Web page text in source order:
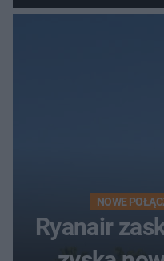
NOWE
Ryanair